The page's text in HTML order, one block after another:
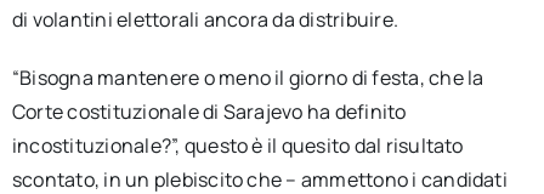
di volantini elettorali ancora da distribuire.
“Bisogna mantenere o meno il giorno di festa, che la
Corte costituzionale di Sarajevo ha definito
incostituzionale?”, questo è il quesito dal risultato
scontato, in un plebiscito che – ammettono i candidati